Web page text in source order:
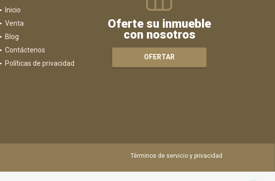
Inicio
Venta
Blog
Contáctenos
Políticas de privacidad
Oferte su inmueble
con nosotros
OFERTAR
Términos de servicio y privacidad